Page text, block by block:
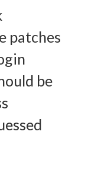
patches
be